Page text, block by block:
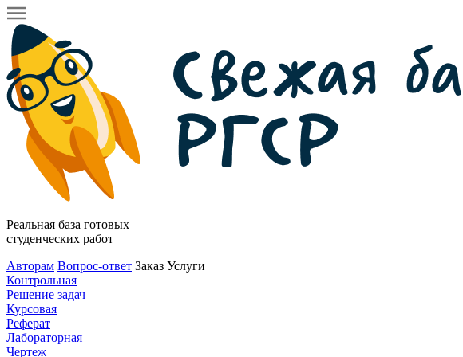
Реальная база готовых
студенческих работ
Авторам Вопрос-ответ Заказ Услуги
Контрольная
Решение задач
Курсовая
Реферат
Лабораторная
Чертеж